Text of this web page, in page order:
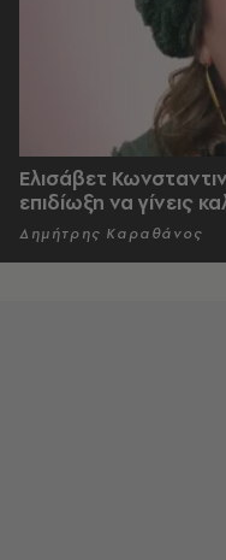
Ελισάβετ
επιδίωξη να γίνεις
Δημήτρης Καραθάνος